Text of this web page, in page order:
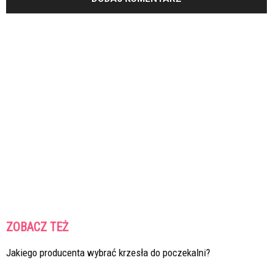
ZOBACZ TEŻ
Jakiego producenta wybrać krzesła do poczekalni?